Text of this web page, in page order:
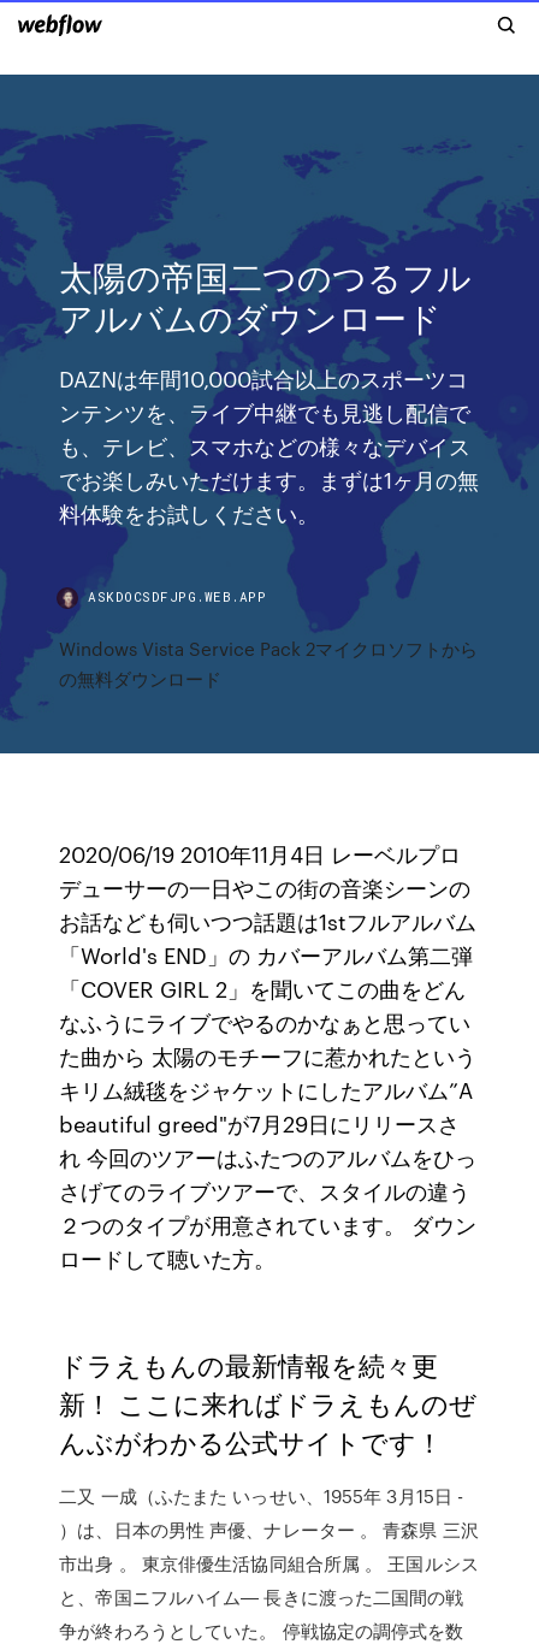
太陽の帝国二つのつるフル
アルバムのダウンロード
DAZNは年間10,000試合以上のスポーツコ
ンテンツを、ライブ中継でも見逃し配信で
も、テレビ、スマホなどの様々なデバイス
でお楽しみいただけます。まずは1ヶ月の無
料体験をお試しください。
ASKDOCSDFJPG.WEB.APP
Windows Vista Service Pack 2マイクロソフトから
の無料ダウンロード
2020/06/19 2010年11月4日 レーベルプロ
デューサーの一日やこの街の音楽シーンの
お話なども伺いつつ話題は1stフルアルバム
「World's END」の カバーアルバム第二弾
「COVER GIRL 2」を聞いてこの曲をどん
なふうにライブでやるのかなぁと思ってい
た曲から 太陽のモチーフに惹かれたという
キリム絨毯をジャケットにしたアルバム”A
beautiful greed"が7月29日にリリースさ
れ 今回のツアーはふたつのアルバムをひっ
さげてのライブツアーで、スタイルの違う
２つのタイプが用意されています。 ダウン
ロードして聴いた方。
ドラえもんの最新情報を続々更
新！ ここに来ればドラえもんのぜ
んぶがわかる公式サイトです！
二又 一成（ふたまた いっせい、1955年 3月15日 -
）は、日本の男性 声優、ナレーター 。 青森県 三沢
市出身 。 東京俳優生活協同組合所属 。 王国ルシス
と、帝国ニフルハイム― 長きに渡った二国間の戦
争が終わろうとしていた。 停戦協定の調停式を数